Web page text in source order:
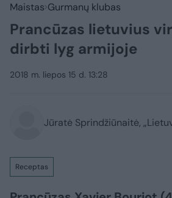
Maistas Gurmanų klubas
Prancūzas lietuvius
dirbti lyg armijoje
2018 m. liepos 15 d. 13:28
Jūratė Sprindžiūnaitė,
Receptas